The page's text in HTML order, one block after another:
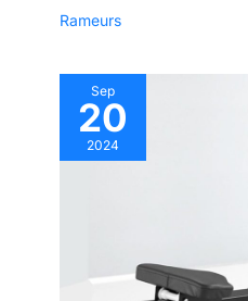
Rameurs
Sep
20
2024